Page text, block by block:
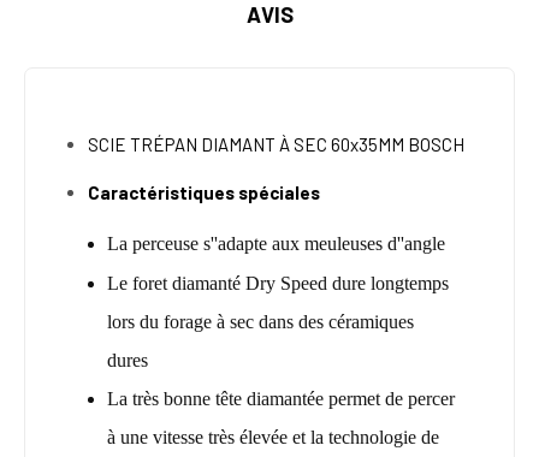
AVIS
SCIE TRÉPAN DIAMANT À SEC 60x35MM BOSCH
Caractéristiques spéciales
La perceuse s''adapte aux meuleuses d''angle
Le foret diamanté Dry Speed dure longtemps
lors du forage à sec dans des céramiques
dures
La très bonne tête diamantée permet de percer
à une vitesse très élevée et la technologie de